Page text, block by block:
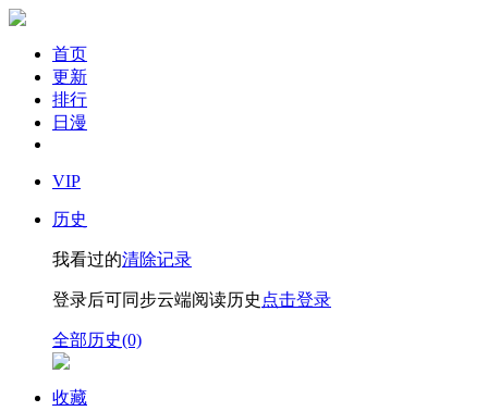
首页
更新
排行
日漫
VIP
历史
我看过的清除记录
登录后可同步云端阅读历史 点击登录
全部历史(0)
收藏